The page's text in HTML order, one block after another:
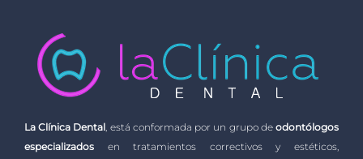
La Clínica Dental, está conformada por un grupo deodontólogos
especializados en tratamientos correctivos y estéticos,